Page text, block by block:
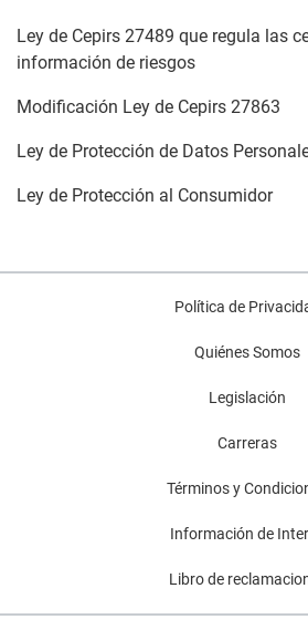
Ley de Cepirs 27489 que regula las
información de riesgos
Modificación Ley de Cepirs 27863
Ley de Protección de Datos
Ley de Protección al Consumidor
Política de
Quiénes Somos
Legislación
Carreras
Términos y
Información de
Libro de